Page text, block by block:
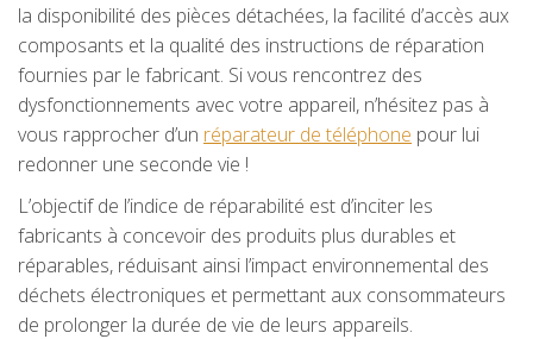
la disponibilité des pièces détachées, la facilité d’accès aux
composants et la qualité des instructions de réparation
fournies par le fabricant. Si vous rencontrez des
dysfonctionnements avec votre appareil, n’hésitez pas à
vous rapprocher d’un réparateur de téléphone pour lui
redonner une seconde vie !
L’objectif de l’indice de réparabilité est d’inciter les
fabricants à concevoir des produits plus durables et
réparables, réduisant ainsi l’impact environnemental des
déchets électroniques et permettant aux consommateurs
de prolonger la durée de vie de leurs appareils.